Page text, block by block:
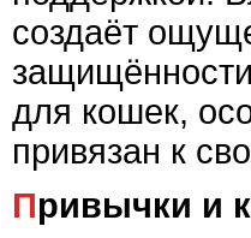
создаёт
для кошек,
привязан к
Привычки и